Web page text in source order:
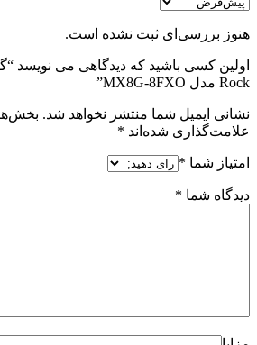
هنوز بررسی‌ای ثبت نشده است.
Rock مدل MX8G-8FXO”
نشانی ایمیل شما منتشر نخواهد شد.
علامت‌گذاری شده‌اند *
امتیاز شما *
دیدگاه شما *